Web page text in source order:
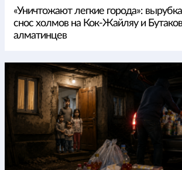
«Уничтожают легкие города»:
снос холмов на Кок-Жайляу и
алматинцев